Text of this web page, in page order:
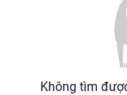
Không tìm